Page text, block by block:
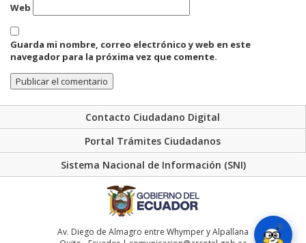
Web
Guarda mi nombre, correo electrónico y web en este
navegador para la próxima vez que comente.
Contacto Ciudadano Digital
Portal Trámites Ciudadanos
Sistema Nacional de Información (SNI)
Av. Diego de Almagro entre Whymper y Alpallana